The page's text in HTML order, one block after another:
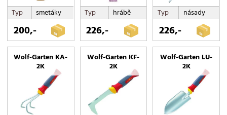
Typ smetáky
200,-
Typ hrábě
226,-
Typ násady
226,-
Wolf-Garten KA-
2K
Wolf-Garten KF-
2K
Wolf-Garten LU-
2K